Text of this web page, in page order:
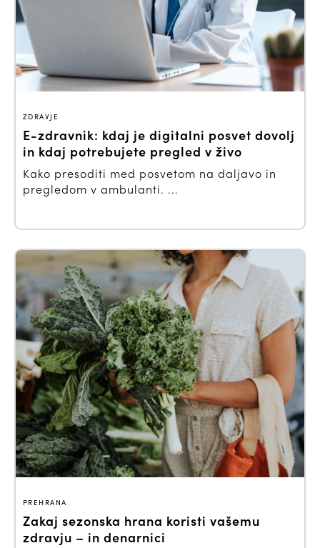
ZDRAVJE
E-zdravnik: kdaj je digitalni posvet dovolj
in kdaj potrebujete pregled v živo
Kako presoditi med posvetom na daljavo in
pregledom v ambulanti. ...
PREHRANA
Zakaj sezonska hrana koristi vašemu
zdravju – in denarnici